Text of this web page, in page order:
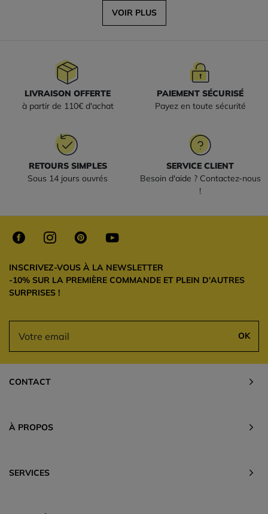
VOIR PLUS
LIVRAISON OFFERTE
à partir de 110€ d'achat
PAIEMENT SÉCURISÉ
Payez en toute sécurité
RETOURS SIMPLES
Sous 14 jours ouvrés
SERVICE CLIENT
Besoin d'aide ? Contactez-nous
!
INSCRIVEZ-VOUS À LA NEWSLETTER
-10% SUR LA PREMIÈRE COMMANDE ET PLEIN D'AUTRES
SURPRISES !
OK
CONTACT
À PROPOS
SERVICES